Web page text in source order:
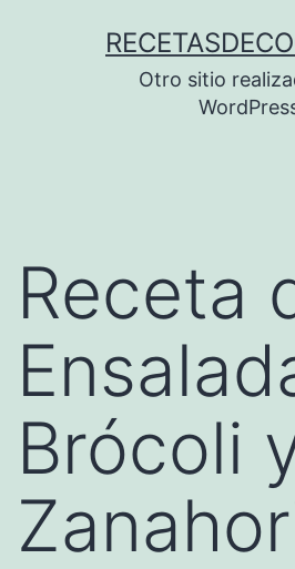
Otro sitio
Receta
Brócoli